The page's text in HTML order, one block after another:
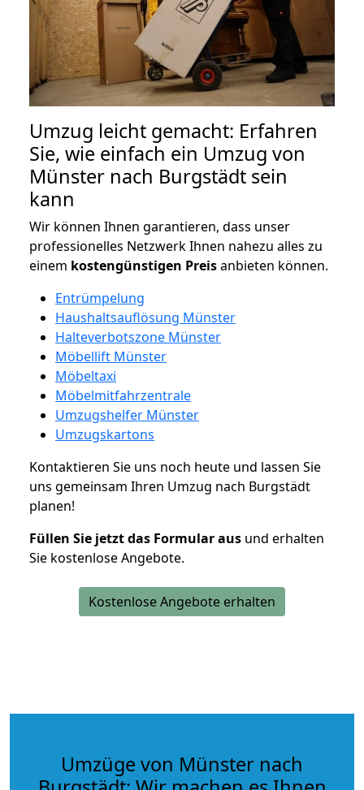
Umzug leicht gemacht: Erfahren
Sie, wie einfach ein Umzug von
Münster nach Burgstädt sein
kann
Wir können Ihnen garantieren, dass unser
professionelles Netzwerk Ihnen nahezu alles zu
einem kostengünstigen Preisanbieten können.
Entrümpelung
Haushaltsauflösung Münster
Halteverbotszone Münster
Möbellift Münster
Möbeltaxi
Möbelmitfahrzentrale
Umzugshelfer Münster
Umzugskartons
Kontaktieren Sie uns noch heute und lassen Sie
uns gemeinsam Ihren Umzug nach Burgstädt
planen!
Füllen Sie jetzt das Formular aus und erhalten
Sie kostenlose Angebote.
Kostenlose Angebote erhalten
Umzüge von Münster nach